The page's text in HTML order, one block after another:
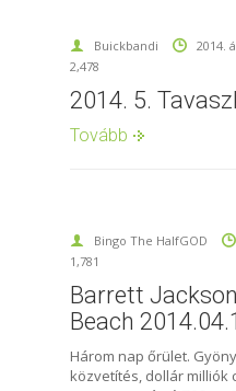
Buickbandi 2014.
2,478
2014. 5.
Tovább
Bingo The HalfGOD
1,781
Barrett
Beach
Három nap őrület.
közvetítés, dollár milliók